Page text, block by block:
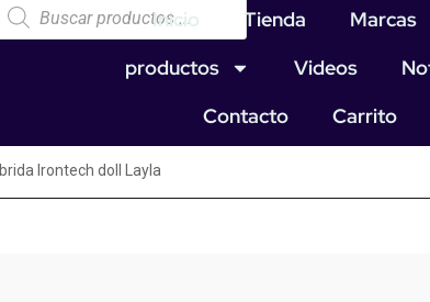
Inicio Tienda
Marcas
productos
Videos
Contacto
Carrito
Irontech doll Layla